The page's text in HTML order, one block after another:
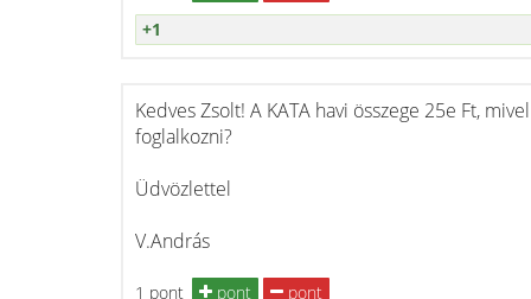
+1
Kedves Zsolt! A KATA havi összege 25e Ft,
foglalkozni?
Üdvözlettel
V.András
1 pont pont pont